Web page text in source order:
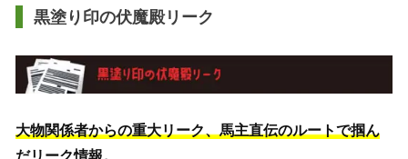
黒塗り印の伏魔殿リーク
大物関係者からの重大リーク、馬主直伝のルートで掴ん
だリーク情報。